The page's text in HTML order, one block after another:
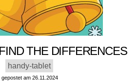
THE DIFFERENCES
handy-tablet
gepostet am 26.11.2024